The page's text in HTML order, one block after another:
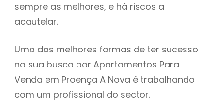
sempre as melhores, e há riscos a
acautelar.
Uma das melhores formas de ter sucesso
na sua busca por Apartamentos Para
Venda em Proença A Nova é trabalhando
com um profissional do sector.